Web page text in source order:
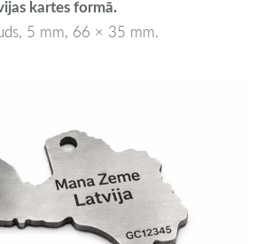
kartes formā.
5 mm, 66 × 35 mm.